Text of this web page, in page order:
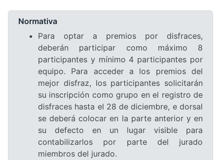
Normativa
Para optar a premios por disfraces,
deberán participar como máximo 8
participantes y mínimo 4 participantes por
equipo. Para acceder a los premios del
mejor disfraz, los participantes solicitarán
su inscripción como grupo en el registro de
disfraces hasta el 28 de diciembre, e dorsal
se deberá colocar en la parte anterior y en
su defecto en un lugar visible para
contabilizarlos por parte del jurado
miembros del jurado.